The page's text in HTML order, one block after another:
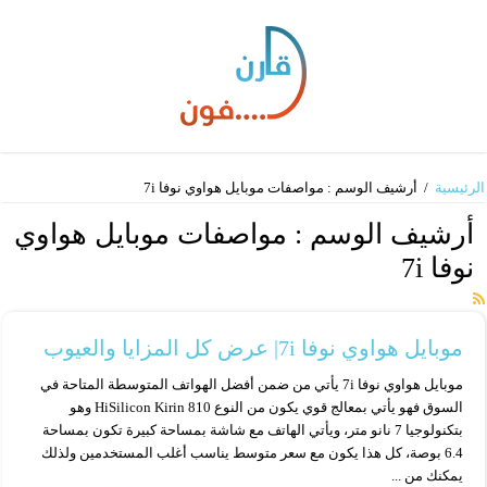
الرئيسية / أرشيف الوسم : مواصفات موبايل هواوي نوفا 7i​
أرشيف الوسم : مواصفات موبايل هواوي
نوفا 7i​
موبايل هواوي نوفا 7i​| عرض كل المزايا والعيوب
موبايل هواوي نوفا 7i​ يأتي من ضمن أفضل الهواتف المتوسطة المتاحة في
السوق فهو يأتي بمعالج قوي يكون من النوع HiSilicon Kirin 810 وهو
بتكنولوجيا 7 نانو متر، ويأتي الهاتف مع شاشة بمساحة كبيرة تكون بمساحة
6.4 بوصة، كل هذا يكون مع سعر متوسط يناسب أغلب المستخدمين ولذلك
يمكنك من ...